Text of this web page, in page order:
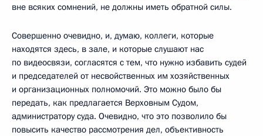
вне всяких сомнений, не должны иметь обратной силы.
Совершенно очевидно, и, думаю, коллеги, которые
находятся здесь, в зале, и которые слушают нас
по видеосвязи, согласятся с тем, что нужно избавить судей
и председателей от несвойственных им хозяйственных
и организационных полномочий. Это можно было бы
передать, как предлагается Верховным Судом,
администратору суда. Очевидно, что это позволило бы
повысить качество рассмотрения дел, объективность